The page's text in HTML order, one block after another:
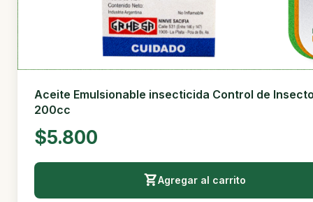
Aceite Emulsionable insecticida Control de
200cc
$5.800
Agregar al carrito